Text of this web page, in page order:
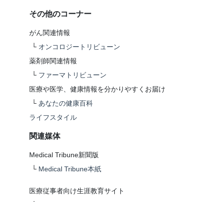
その他のコーナー
がん関連情報
└ オンコロジートリビューン
薬剤師関連情報
└ ファーマトリビューン
医療や医学、健康情報を分かりやすくお届け
└ あなたの健康百科
ライフスタイル
関連媒体
Medical Tribune新聞版
└ Medical Tribune本紙
医療従事者向け生涯教育サイト